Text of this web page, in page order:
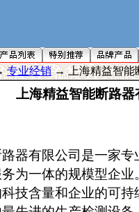
专业经销→ 上海精益智能
上海精益智能断路器
路器有限公司是一家
为一体的规模型企
技含量和企业的可